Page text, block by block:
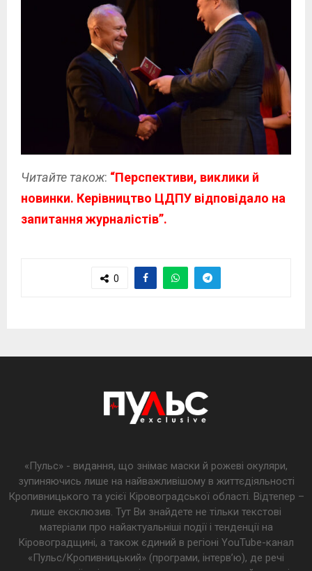
Читайте також: “Перспективи, виклики й
новинки. Керівництво ЦДПУ відповідало на
запитання журналістів”.
0
«Пульс» - видання, що знімає маски й рожеві окуляри,
зупиняючись лише на найважливішому в життєдіяльності
Кропивницького та усієї Кіровоградської області. Відтепер –
лише ексклюзив. Тут Ви знайдете не тільки текстові
матеріали про найактуальніші події і тенденції на
Кіровоградщині, а також єдиний в регіоні YouTube-канал
«Пульс/Кропивницький» (програми, інтерв’ю), де речі